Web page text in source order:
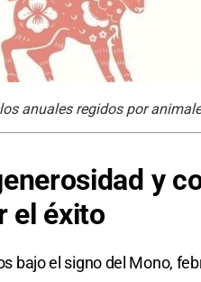
anuales regidos por
y
el éxito
bajo el signo del Mono,